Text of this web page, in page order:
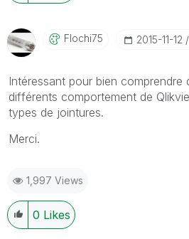
Flochi75 ‎2015-11-12
Intéressant pour bien
différents comportement de
types de jointures.
Merci.
1,997 Views
0 Likes